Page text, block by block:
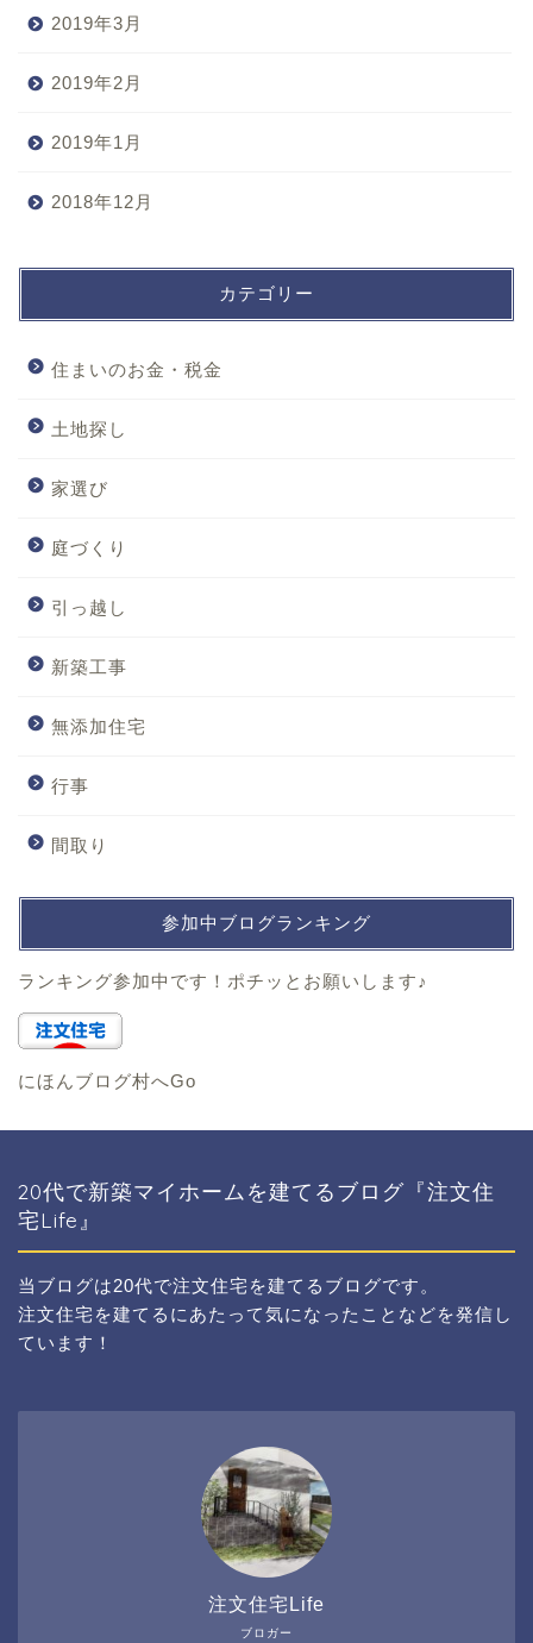
2019年3月
2019年2月
2019年1月
2018年12月
カテゴリー
住まいのお金・税金
土地探し
家選び
庭づくり
引っ越し
新築工事
無添加住宅
行事
間取り
参加中ブログランキング
ランキング参加中です！ポチッとお願いします♪
にほんブログ村へGo
20代で新築マイホームを建てるブログ『注文住
宅Life』
当ブログは20代で注文住宅を建てるブログです。
注文住宅を建てるにあたって気になったことなどを発信し
ています！
ブロガー
注文住宅Life